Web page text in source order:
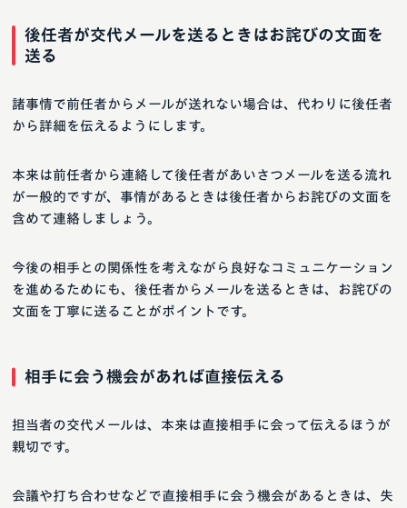
後任者が交代メールを送るときはお詫びの文面を
送る
諸事情で前任者からメールが送れない場合は、代わりに後任者
から詳細を伝えるようにします。
本来は前任者から連絡して後任者があいさつメールを送る流れ
が一般的ですが、事情があるときは後任者からお詫びの文面を
含めて連絡しましょう。
今後の相手との関係性を考えながら良好なコミュニケーション
を進めるためにも、後任者からメールを送るときは、お詫びの
文面を丁寧に送ることがポイントです。
相手に会う機会があれば直接伝える
担当者の交代メールは、本来は直接相手に会って伝えるほうが
親切です。
会議や打ち合わせなどで直接相手に会う機会があるときは、失